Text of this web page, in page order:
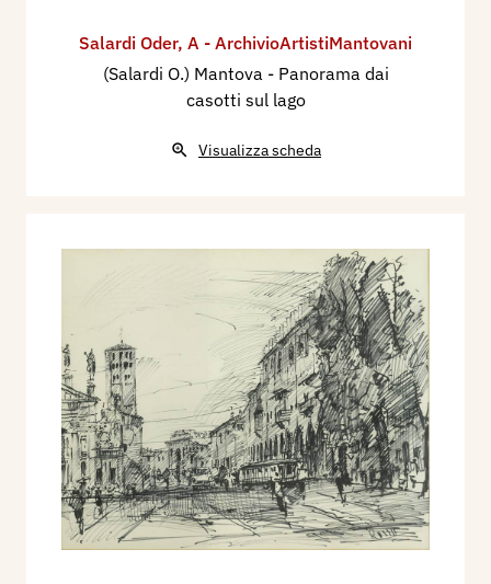
Salardi Oder, A - ArchivioArtistiMantovani
(Salardi O.) Mantova - Panorama dai
casotti sul lago
Visualizza scheda